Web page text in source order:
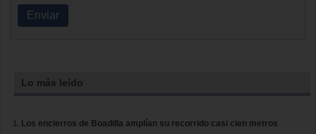
Enviar
Lo más leído
Los encierros de Boadilla amplían su recorrido casi cien metros